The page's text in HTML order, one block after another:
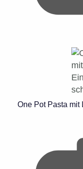
One Pot Pasta mit